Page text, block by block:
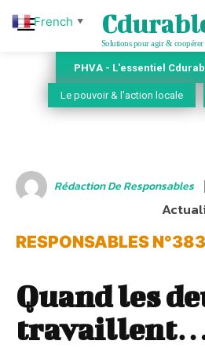
Solutions pour agir & coopérer
PHVA - L'essentiel
Le pouvoir & l'action locale
Rédaction De Responsables
RESPONSABLES
Quand les
French ▼